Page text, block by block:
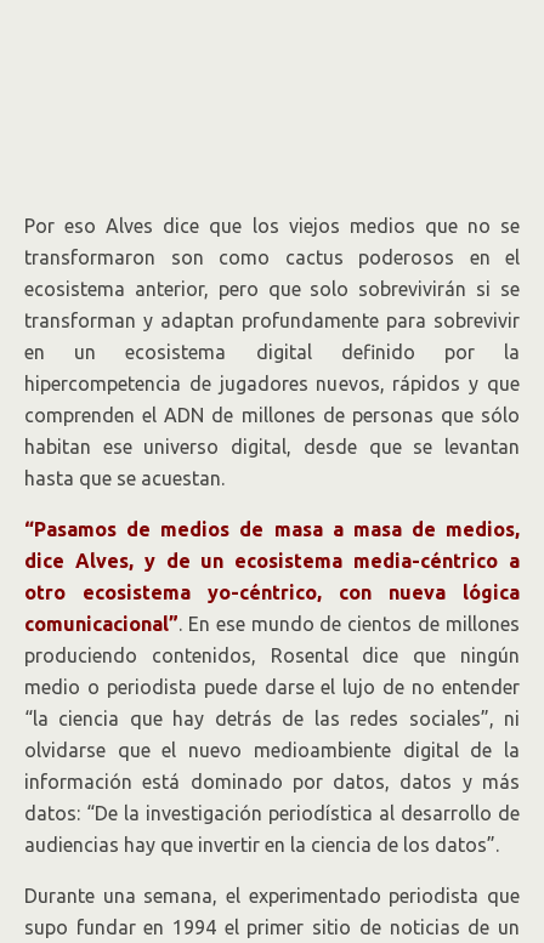
Por eso Alves dice que los viejos medios que no se
transformaron son como cactus poderosos en el
ecosistema anterior, pero que solo sobrevivirán si se
transforman y adaptan profundamente para sobrevivir
en un ecosistema digital definido por la
hipercompetencia de jugadores nuevos, rápidos y que
comprenden el ADN de millones de personas que sólo
habitan ese universo digital, desde que se levantan
hasta que se acuestan.
“Pasamos de medios de masa a masa de medios,
dice Alves, y de un ecosistema media-céntrico a
otro ecosistema yo-céntrico, con nueva lógica
comunicacional”. En ese mundo de cientos de millones
produciendo contenidos, Rosental dice que ningún
medio o periodista puede darse el lujo de no entender
“la ciencia que hay detrás de las redes sociales”, ni
olvidarse que el nuevo medioambiente digital de la
información está dominado por datos, datos y más
datos: “De la investigación periodística al desarrollo de
audiencias hay que invertir en la ciencia de los datos”.
Durante una semana, el experimentado periodista que
supo fundar en 1994 el primer sitio de noticias de un